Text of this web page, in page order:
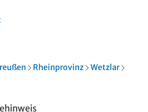
Rheinprovinz
Wetzlar